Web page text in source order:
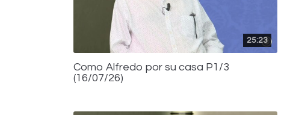
25:23
Como Alfredo por su casa P1/3
(16/07/26)